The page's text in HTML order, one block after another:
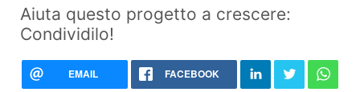
Aiuta questo progetto a crescere:
Condividilo!
EMAIL FACEBOOK